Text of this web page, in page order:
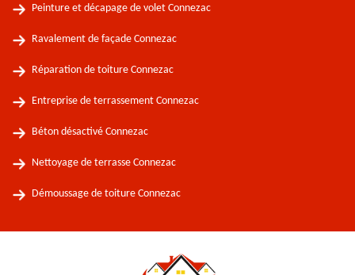
Peinture et décapage de volet Connezac
Ravalement de façade Connezac
Réparation de toiture Connezac
Entreprise de terrassement Connezac
Béton désactivé Connezac
Nettoyage de terrasse Connezac
Démoussage de toiture Connezac